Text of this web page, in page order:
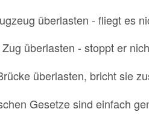
überlasten - fliegt es
überlasten - stoppt er
überlasten, bricht sie
Gesetze sind einfach